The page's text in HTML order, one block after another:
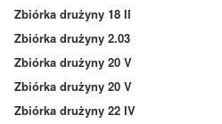
Zbiórka drużyny 18 II
Zbiórka drużyny 2.03
Zbiórka drużyny 20 V
Zbiórka drużyny 20 V
Zbiórka drużyny 22 IV